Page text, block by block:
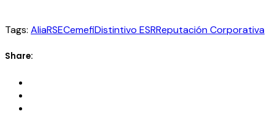
Tags: AliaRSECemefiDistintivo ESRReputación Corporativa
Share: